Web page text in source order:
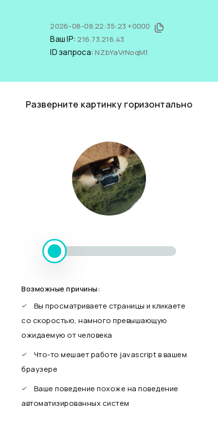
2026-08-08 22:35:23 +0000
Ваш IP:216.73.216.43
ID запроса:NZbYaVrNoqM1
Разверните картинку горизонтально
Возможные причины:
Вы просматриваете страницы и кликаете
со скоростью, намного превышающую
ожидаемую от человека
Что-то мешает работе javascript в вашем
браузере
Ваше поведение похоже на поведение
автоматизированных систем